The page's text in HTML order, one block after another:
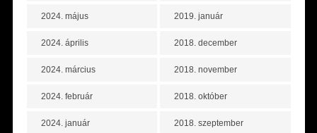
2024. május
2024. április
2024. március
2024. február
2024. január
2019. január
2018. december
2018. november
2018. október
2018. szeptember